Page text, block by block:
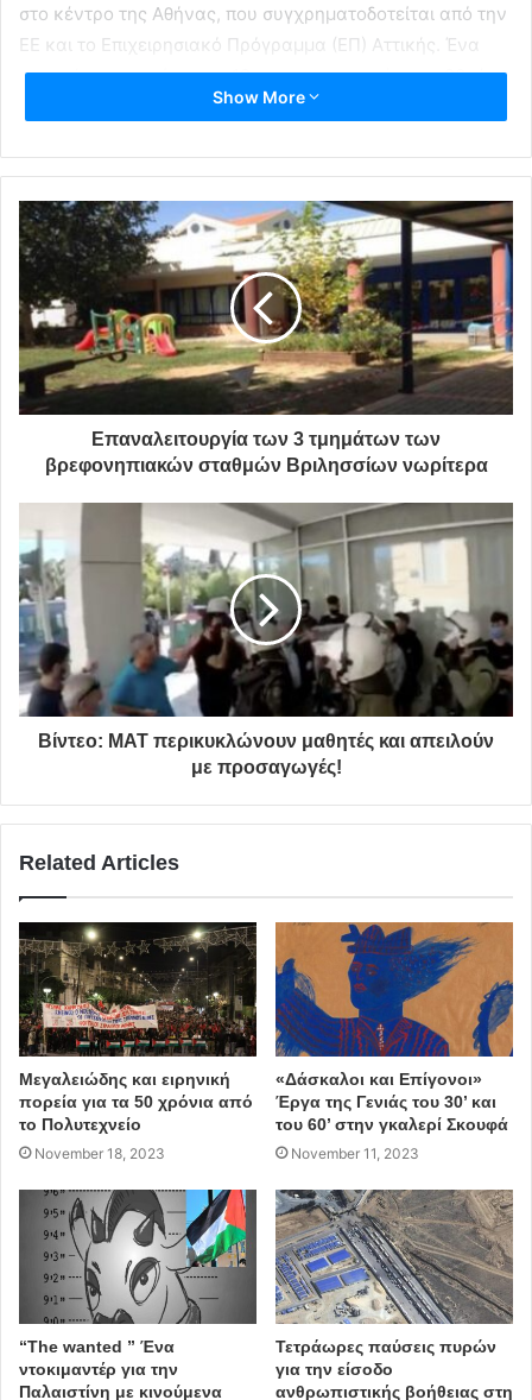
στο κέντρο της Αθήνας, που συγχρηματοδοτείται από την
ΕΕ και το Επιχειρησιακό Πρόγραμμα (ΕΠ) Αττικής. Ένα
συγκρότημα κτιρίων του 19ου και των αρχών του 20ού
αιώνα, στο Μοναστηράκι, ανάμεσα στα ερείπια της
αναβαθμίζοντας τον ευρύτερο αστικό χώρο και
ενισχύοντας το πολιτιστικό τοπίο ολόκληρης της Αττικής.
Μέσω της καμπάνιας «EU in My Region», εικόνες αυτού
του μαγικού χώρου θα ταξιδέψουν στην Ευρώπη και όλον
τον κόσμο, προβάλλοντας όχι μόνο το Μουσείο αλλά και
τη σπουδαία δουλειά που γίνεται για την ανάπλαση
σημαντικών χώρων του ιστορικού κέντρου της
αρχαιότερης πόλης της Ευρώπης.
ΠΗΓΗ: ΑΠΕ-ΜΠΕ
Ευρώπη διαγωνισμός
Μουσείο Νεότερου Ελληνικού Πολιτισμού
EU in my region
Show More
Επαναλειτουργία των 3 τμημάτων των
βρεφονηπιακών σταθμών Βριλησσίων νωρίτερα
Βίντεο: ΜΑΤ περικυκλώνουν μαθητές και απειλούν
με προσαγωγές!
Related Articles
Μεγαλειώδης και ειρηνική
πορεία για τα 50 χρόνια από
το Πολυτεχνείο
November 18, 2023
«Δάσκαλοι και Επίγονοι»
Έργα της Γενιάς του 30’ και
του 60’ στην γκαλερί Σκουφά
November 11, 2023
“The wanted ” Ένα
ντοκιμαντέρ για την
Παλαιστίνη με κινούμενα
Τετράωρες παύσεις πυρών
για την είσοδο
ανθρωπιστικής βοήθειας στη